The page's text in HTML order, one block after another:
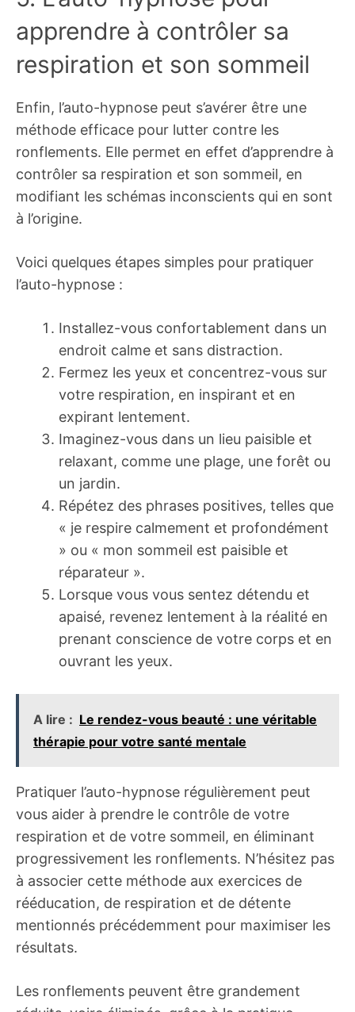
apprendre à contrôler sa
respiration et son sommeil
Enfin, l’auto-hypnose peut s’avérer être une
méthode efficace pour lutter contre les
ronflements. Elle permet en effet d’apprendre à
contrôler sa respiration et son sommeil, en
modifiant les schémas inconscients qui en sont
à l’origine.
Voici quelques étapes simples pour pratiquer
l’auto-hypnose :
Installez-vous confortablement dans un
endroit calme et sans distraction.
Fermez les yeux et concentrez-vous sur
votre respiration, en inspirant et en
expirant lentement.
Imaginez-vous dans un lieu paisible et
relaxant, comme une plage, une forêt ou
un jardin.
Répétez des phrases positives, telles que
« je respire calmement et profondément
» ou « mon sommeil est paisible et
réparateur ».
Lorsque vous vous sentez détendu et
apaisé, revenez lentement à la réalité en
prenant conscience de votre corps et en
ouvrant les yeux.
A lire : Le rendez-vous beauté : une véritable
thérapie pour votre santé mentale
Pratiquer l’auto-hypnose régulièrement peut
vous aider à prendre le contrôle de votre
respiration et de votre sommeil, en éliminant
progressivement les ronflements. N’hésitez pas
à associer cette méthode aux exercices de
rééducation, de respiration et de détente
mentionnés précédemment pour maximiser les
résultats.
Les ronflements peuvent être grandement